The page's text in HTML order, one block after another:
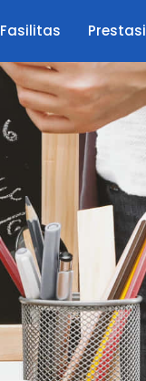
Fasilitas Prestasi